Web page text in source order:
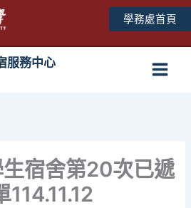
學務處首頁
服務中心
宿舍第20次已遞